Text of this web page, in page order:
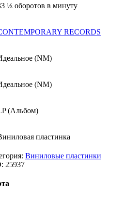
⅓ оборотов в минуту
RECORDS
(NM)
(NM)
(Альбом)
пластинка
Виниловые пластинки
25937